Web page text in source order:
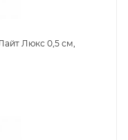
Люкс 0,5 см,